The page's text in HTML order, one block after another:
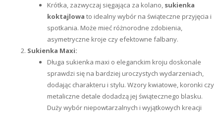
Krótka, zazwyczaj sięgająca za kolano, sukienka
koktajlowa to idealny wybór na świąteczne przyjęcia i
spotkania. Może mieć różnorodne zdobienia,
asymetryczne kroje czy efektowne falbany.
Sukienka Maxi:
Długa sukienka maxi o eleganckim kroju doskonale
sprawdzi się na bardziej uroczystych wydarzeniach,
dodając charakteru i stylu. Wzory kwiatowe, koronki czy
metaliczne detale dodadzą jej świątecznego blasku.
Duży wybór niepowtarzalnych i wyjątkowych kreacji